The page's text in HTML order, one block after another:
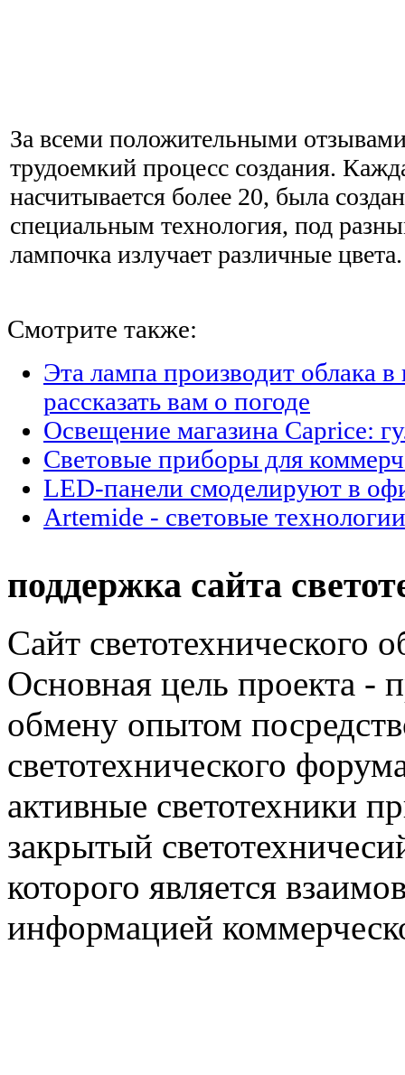
За всеми положительными
трудоемкий процесс создания.
насчитывается более 20, была
специальным технология, под
лампочка излучает различные цвета.
Смотрите также:
Эта лампа производит облака
рассказать вам о погоде
Освещение магазина Caprice:
Световые приборы для
LED-панели смоделируют в
Artemide - световые технологии
поддержка сайта
Сайт светотехнического
Основная цель проекта -
обмену опытом
светотехнического
активные светотехники
закрытый
которого является
информацией